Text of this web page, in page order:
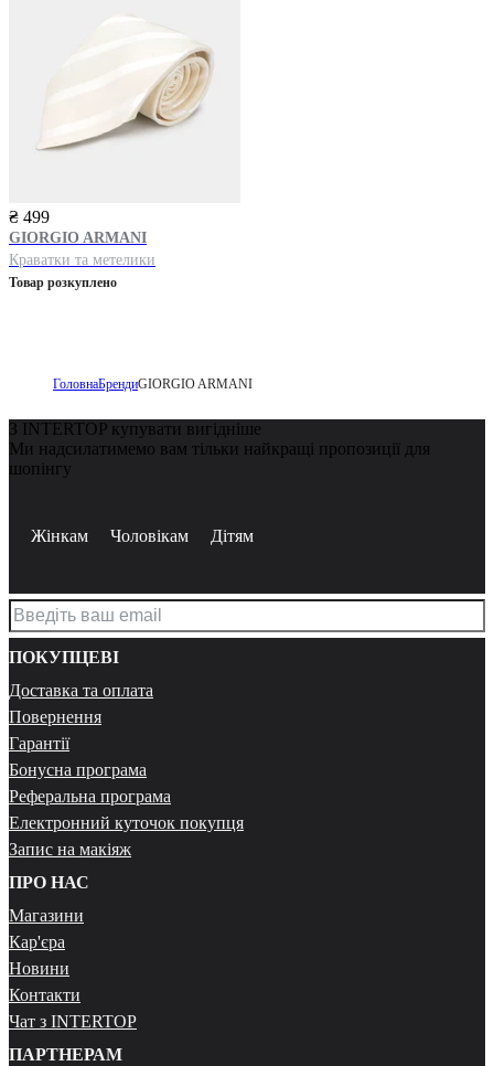
₴ 499
GIORGIO ARMANI
Краватки та метелики
Товар розкуплено
ГоловнаБрендиGIORGIO ARMANI
З INTERTOP купувати вигідніше
Ми надсилатимемо вам тільки найкращі пропозиції для
шопінгу
Жінкам Чоловікам Дітям
ПОКУПЦЕВІ
Доставка та оплата
Повернення
Гарантії
Бонусна програма
Реферальна програма
Електронний куточок покупця
Запис на макіяж
ПРО НАС
Магазини
Кар'єра
Новини
Контакти
Чат з INTERTOP
ПАРТНЕРАМ